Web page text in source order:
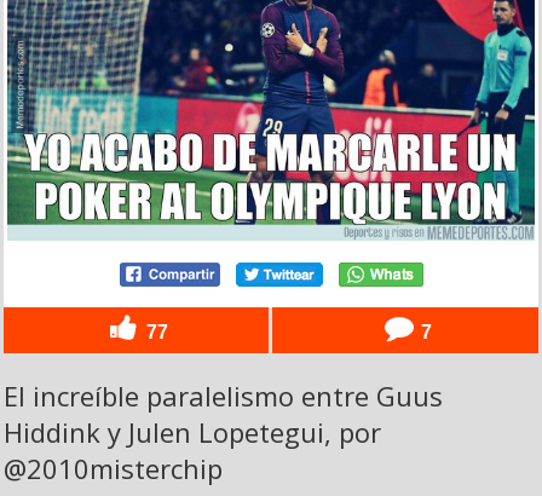
77 7
El increíble paralelismo entre Guus
Hiddink y Julen Lopetegui, por
@2010misterchip